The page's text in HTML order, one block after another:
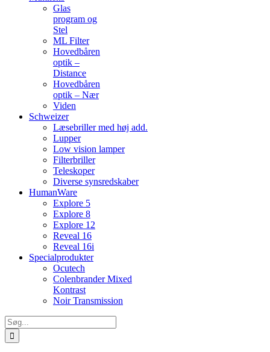
Glas
program og
Stel
ML Filter
Hovedbåren
optik –
Distance
Hovedbåren
optik – Nær
Viden
Schweizer
Læsebriller med høj add.
Lupper
Low vision lamper
Filterbriller
Teleskoper
Diverse synsredskaber
HumanWare
Explore 5
Explore 8
Explore 12
Reveal 16
Reveal 16i
Specialprodukter
Ocutech
Colenbrander Mixed
Kontrast
Noir Transmission
Søg
efter: